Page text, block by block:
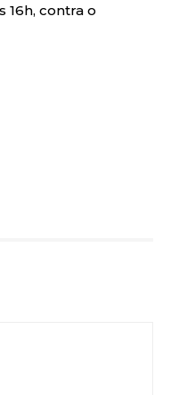
16h, contra o